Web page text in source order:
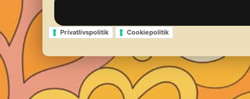
Privatlivspolitik Cookiepolitik